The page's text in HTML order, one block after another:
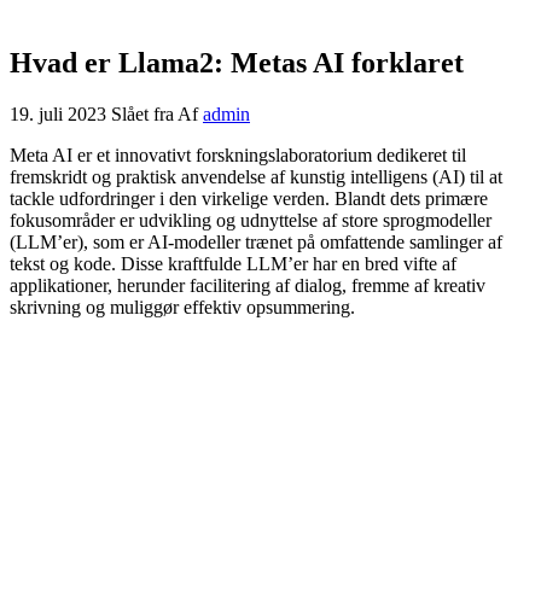
Hvad er Llama2: Metas AI forklaret
19. juli 2023 Slået fra Af admin
Meta AI er et innovativt forskningslaboratorium dedikeret til
fremskridt og praktisk anvendelse af kunstig intelligens (AI) til at
tackle udfordringer i den virkelige verden. Blandt dets primære
fokusområder er udvikling og udnyttelse af store sprogmodeller
(LLM’er), som er AI-modeller trænet på omfattende samlinger af
tekst og kode. Disse kraftfulde LLM’er har en bred vifte af
applikationer, herunder facilitering af dialog, fremme af kreativ
skrivning og muliggør effektiv opsummering.